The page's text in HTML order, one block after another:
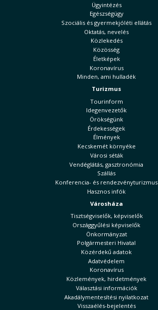
Ügyintézés
Egészségügy
Szociális és gyermekjóléti ellátás
Oktatás, nevelés
Közlekedés
Közösség
Életképek
Koronavírus
Minden, ami hulladék
Turizmus
Tourinform
Idegenvezetők
Örökségünk
Érdekességek
Élmények
Kecskemét környéke
Városi séták
Vendéglátás, gasztronómia
Szállás
Konferencia- és rendezvényturizmus
Hasznos infók
Városháza
Tisztségviselők, képviselők
Országgyűlési képviselők
Önkormányzat
Polgármesteri Hivatal
Közérdekű adatok
Adatvédelem
Koronavírus
Közlemények, hirdetmények
Választási információk
Akadálymentesítési nyilatkozat
Visszaélés-bejelentés